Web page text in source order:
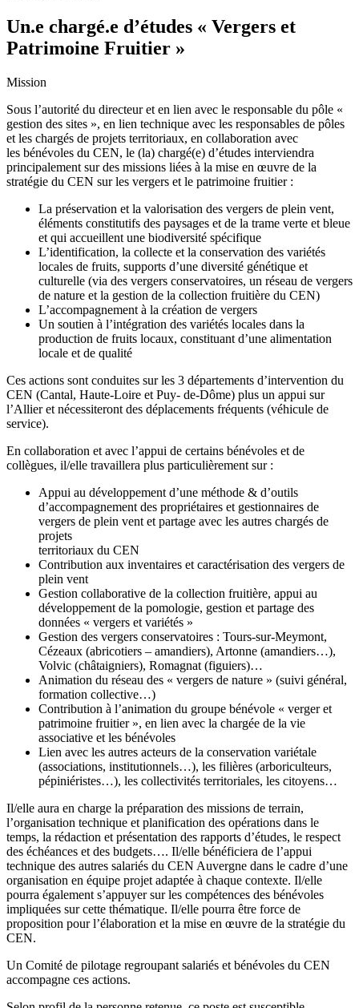
Un.e chargé.e d’études « Vergers et
Patrimoine Fruitier »
Mission
Sous l’autorité du directeur et en lien avec le responsable du pôle «
gestion des sites », en lien technique avec les responsables de pôles
et les chargés de projets territoriaux, en collaboration avec
les bénévoles du CEN, le (la) chargé(e) d’études interviendra
principalement sur des missions liées à la mise en œuvre de la
stratégie du CEN sur les vergers et le patrimoine fruitier :
La préservation et la valorisation des vergers de plein vent,
éléments constitutifs des paysages et de la trame verte et bleue
et qui accueillent une biodiversité spécifique
L’identification, la collecte et la conservation des variétés
locales de fruits, supports d’une diversité génétique et
culturelle (via des vergers conservatoires, un réseau de vergers
de nature et la gestion de la collection fruitière du CEN)
L’accompagnement à la création de vergers
Un soutien à l’intégration des variétés locales dans la
production de fruits locaux, constituant d’une alimentation
locale et de qualité
Ces actions sont conduites sur les 3 départements d’intervention du
CEN (Cantal, Haute-Loire et Puy- de-Dôme) plus un appui sur
l’Allier et nécessiteront des déplacements fréquents (véhicule de
service).
En collaboration et avec l’appui de certains bénévoles et de
collègues, il/elle travaillera plus particulièrement sur :
Appui au développement d’une méthode & d’outils
d’accompagnement des propriétaires et gestionnaires de
vergers de plein vent et partage avec les autres chargés de
projets
territoriaux du CEN
Contribution aux inventaires et caractérisation des vergers de
plein vent
Gestion collaborative de la collection fruitière, appui au
développement de la pomologie, gestion et partage des
données « vergers et variétés »
Gestion des vergers conservatoires : Tours-sur-Meymont,
Cézeaux (abricotiers – amandiers), Artonne (amandiers…),
Volvic (châtaigniers), Romagnat (figuiers)…
Animation du réseau des « vergers de nature » (suivi général,
formation collective…)
Contribution à l’animation du groupe bénévole « verger et
patrimoine fruitier », en lien avec la chargée de la vie
associative et les bénévoles
Lien avec les autres acteurs de la conservation variétale
(associations, institutionnels…), les filières (arboriculteurs,
pépiniéristes…), les collectivités territoriales, les citoyens…
Il/elle aura en charge la préparation des missions de terrain,
l’organisation technique et planification des opérations dans le
temps, la rédaction et présentation des rapports d’études, le respect
des échéances et des budgets…. Il/elle bénéficiera de l’appui
technique des autres salariés du CEN Auvergne dans le cadre d’une
organisation en équipe projet adaptée à chaque contexte. Il/elle
pourra également s’appuyer sur les compétences des bénévoles
impliquées sur cette thématique. Il/elle pourra être force de
proposition pour l’élaboration et la mise en œuvre de la stratégie du
CEN.
Un Comité de pilotage regroupant salariés et bénévoles du CEN
accompagne ces actions.